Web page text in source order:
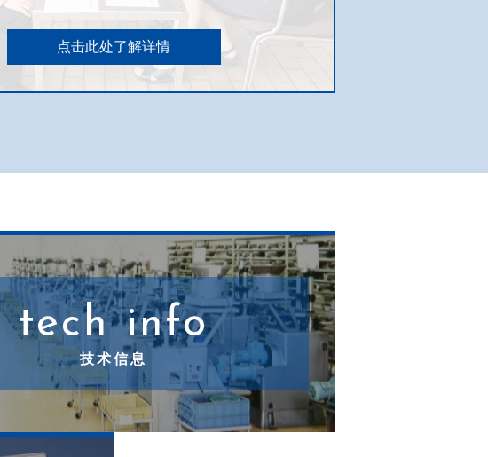
点击此处了解详情
tech info
技术信息